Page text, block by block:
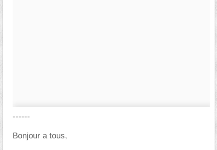
------
Bonjour a tous,